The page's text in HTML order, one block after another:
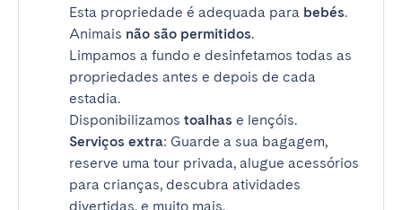
Esta propriedade é adequada para bebés.
Animais não são permitidos.
Limpamos a fundo e desinfetamos todas as
propriedades antes e depois de cada
estadia.
Disponibilizamos toalhas e lençóis.
Serviços extra: Guarde a sua bagagem,
reserve uma tour privada, alugue acessórios
para crianças, descubra atividades
divertidas, e muito mais.